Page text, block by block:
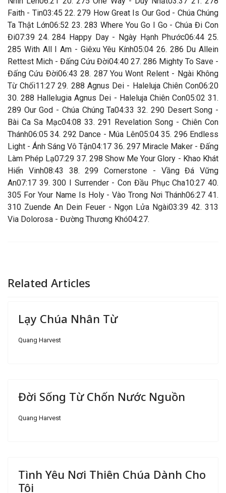
Faith - Tin03:45 22. 279 How Great Is Our God - Chúa Chúng
Ta Thật Lớn06:52 23. 283 Where You Go I Go - Chúa Đi Con
Đi07:39 24. 284 Happy Day - Ngày Hạnh Phước06:44 25.
285 With All I Am - Giêxu Yêu Kính05:04 26. 286 Du Allein
Rettest Mich - Đấng Cứu Đời04:40 27. 286 Mighty To Save -
Đấng Cứu Đời06:43 28. 287 You Wont Relent - Ngài Không
Từ Chối11:27 29. 288 Agnus Dei - Haleluja Chiên Con06:20
30. 288 Hallelugia Agnus Dei - Haleluja Chiên Con05:02 31.
289 Our God - Chúa Chúng Ta04:33 32. 290 Desert Song -
Bài Ca Sa Mạc04:08 33. 291 Revelation Song - Chiên Con
Thánh06:05 34. 292 Dance - Múa Lên05:04 35. 296 Endless
Light - Ánh Sáng Vô Tận04:17 36. 297 Miracle Maker - Đấng
Làm Phép Lạ07:29 37. 298 Show Me Your Glory - Khao Khát
Hiển Vinh08:43 38. 299 Cornerstone - Vầng Đá Vững
An07:17 39. 300 I Surrender - Con Đầu Phục Cha10:27 40.
305 For Your Name Is Holy - Vào Trong Nơi Thánh06:27 41.
310 Zuende An Dein Feuer - Ngọn Lửa Ngài03:39 42. 313
Via Dolorosa - Đường Thương Khó04:27.
Related Articles
Lạy Chúa Nhân Từ
Quang Harvest
Đời Sống Từ Chốn Nước Nguồn
Quang Harvest
Tình Yêu Nơi Thiên Chúa Dành Cho
Tôi